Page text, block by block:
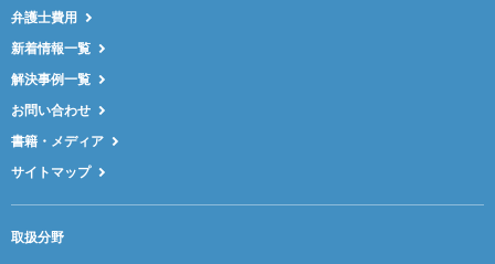
弁護士費用
新着情報一覧
解決事例一覧
お問い合わせ
書籍・メディア
サイトマップ
取扱分野